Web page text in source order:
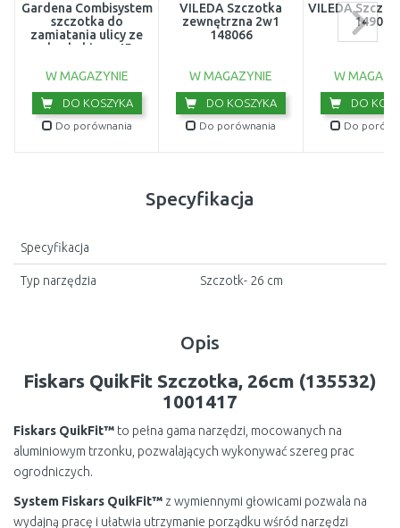
Gardena Combisystem
szczotka do
zamiatania ulicy ze
skrobakiem, 45
W MAGAZYNIE
DO KOSZYKA
Do porównania
VILEDA Szczotka
zewnętrzna 2w1
148066
W MAGAZYNIE
DO KOSZYKA
Do porównania
VILEDA
149071
W
DO
Do
Opis
Fiskars QuikFit Szczotka, 26cm (135532)
1001417
Fiskars QuikFit™ to pełna gama narzędzi, mocowanych na
aluminiowym trzonku, pozwalających wykonywać szereg prac
ogrodniczych.
System Fiskars QuikFit™ z wymiennymi głowicami pozwala na
wydajną pracę i ułatwia utrzymanie porządku wśród narzędzi
Specyfikacja
Specyfikacja
Typ narzędzia Szczotk- 26 cm